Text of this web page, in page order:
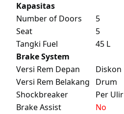
Kapasitas
Number of Doors
5
Seat
5
Tangki Fuel
45 L
Brake System
Versi Rem Depan
Diskon
Versi Rem Belakang
Drum
Shockbreaker
Per Ulir
Brake Assist
No